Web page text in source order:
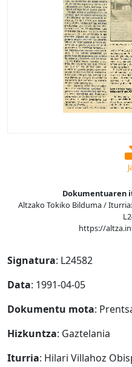
Dokumentuaren
Altzako Tokiko Bilduma /
https://
Signatura: L24582
Data: 1991-04-05
Dokumentu mota:
Hizkuntza: Gaztelania
Iturria: Hilari Villahoz